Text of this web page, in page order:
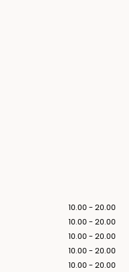
10.00 - 20.00
10.00 - 20.00
10.00 - 20.00
10.00 - 20.00
10.00 - 20.00